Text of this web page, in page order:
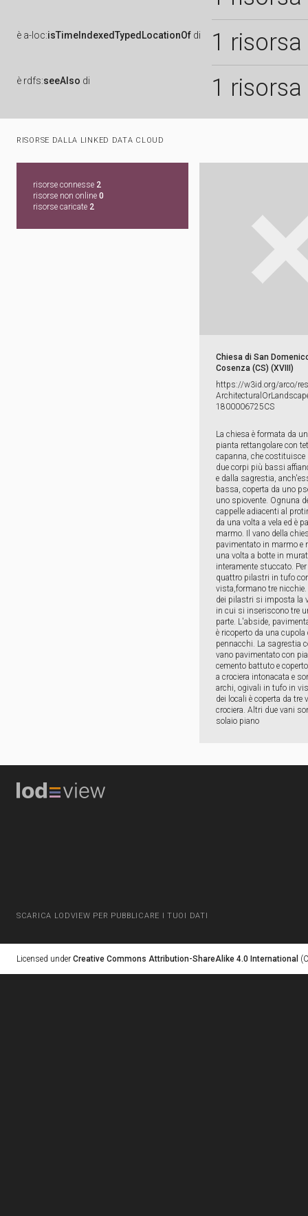
è a-loc:isTimeIndexedTypedLocationOf di 1 risorsa
è rdfs:seeAlso di 1 risorsa
RISORSE DALLA LINKED DATA CLOUD
risorse connesse 2
risorse non online 0
risorse caricate 2
Chiesa di San
Cosenza (CS) (XVIII)
https:​/​/​w3id.​org/​arco/​
1800006725CS
La chiesa è formata da
pianta rettangolare con
capanna, che costituisce
due corpi più bassi
e dalla sagrestia,
bassa, coperta da uno
uno spiovente. Ognuna
cappelle adiacenti al
da una volta a vela ed è
marmo. Il vano della
pavimentato in marmo e
una volta a botte in
interamente stuccato.
quattro pilastri in tufo
vista,formano tre
dei pilastri si imposta la
in cui si inseriscono tre
parte. L'abside,
è ricoperto da una cupola
pennacchi. La sagrestia
vano pavimentato con
cemento battuto e
a crociera intonacata e
archi, ogivali in tufo in
dei locali è coperta da tre
crociera. Altri due vani
solaio piano
SCARICA LODVIEW PER PUBBLICARE I TUOI DATI
Licensed under Creative Commons Attribution-ShareAlike 4.0 International